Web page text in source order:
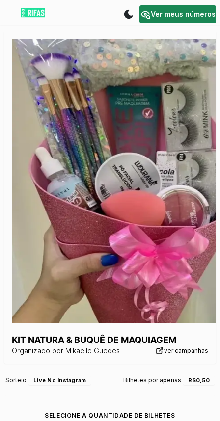
Ver meus números
KIT NATURA & BUQUÊ DE MAQUIAGEM
Organizado por Mikaelle Guedes ver campanhas
Sorteio Live No Instagram Bilhetes por apenas R$0,50
SELECIONE A QUANTIDADE DE BILHETES